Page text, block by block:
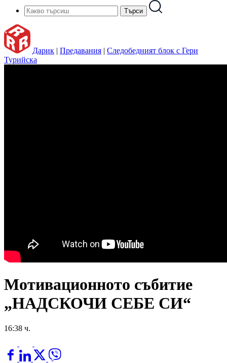
Дарик | Предавания | Следобедният блок с Гери
Турийска
Мотивационното събитие
„НАДСКОЧИ СЕБЕ СИ“
16:38 ч.